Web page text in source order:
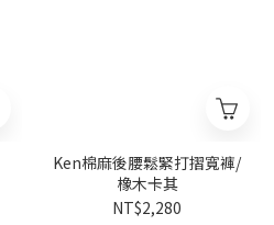
Ken棉麻後腰鬆緊打摺寬褲/
橡木卡其
NT$2,280